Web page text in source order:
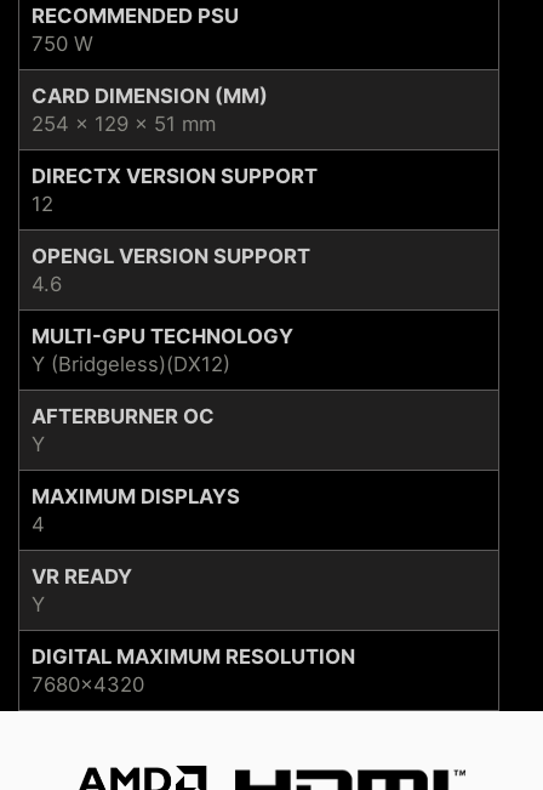
RECOMMENDED PSU
750 W
CARD DIMENSION (MM)
254 x 129 x 51 mm
DIRECTX VERSION SUPPORT
12
OPENGL VERSION SUPPORT
4.6
MULTI-GPU TECHNOLOGY
Y (Bridgeless)(DX12)
AFTERBURNER OC
Y
MAXIMUM DISPLAYS
4
VR READY
Y
DIGITAL MAXIMUM RESOLUTION
7680x4320